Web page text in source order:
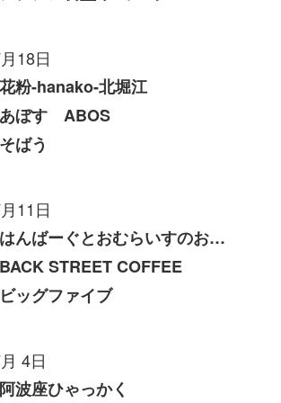
18日
花粉-hanako-北堀江
あぼす ABOS
そばう
11日
はんばーぐとおむらいすのお店 いくら
BACK STREET COFFEE
ビッグファイブ
4日
阿波座ひゃっかく